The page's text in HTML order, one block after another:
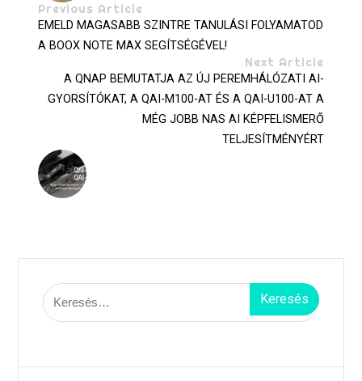
Previous Article
EMELD MAGASABB SZINTRE TANULÁSI FOLYAMATOD
A BOOX NOTE MAX SEGÍTSÉGÉVEL!
Next Article
A QNAP BEMUTATJA AZ ÚJ PEREMHÁLÓZATI AI-
GYORSÍTÓKAT, A QAI-M100-AT ÉS A QAI-U100-AT A
MÉG JOBB NAS AI KÉPFELISMERŐ
TELJESÍTMÉNYÉRT
Keresés: